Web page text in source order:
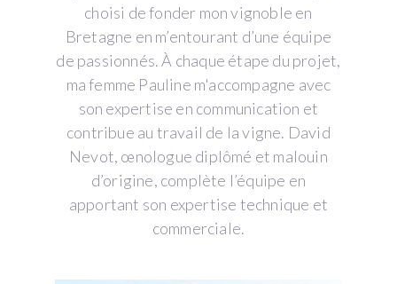
choisi de fonder mon vignoble en
Bretagne en m’entourant d’une équipe
de passionnés. À chaque étape du projet,
ma femme Pauline m'accompagne avec
son expertise en communication et
contribue au travail de la vigne. David
Nevot, œnologue diplômé et malouin
d’origine, complète l’équipe en
apportant son expertise technique et
commerciale.